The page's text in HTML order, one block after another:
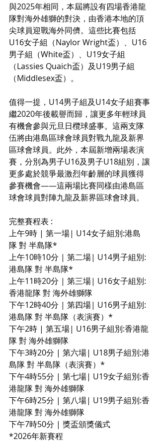
與2025年相同，本屆將設有四場香港龍
隊對海外雄獅的對決，由香港本地的頂
尖球員迎戰海外同儕。這些比賽包括
U16女子組（Naylor Wright盃）、U16
男子組（White盃）、U19女子組
（Lassies Quaich盃）及U19男子組
（Middlesex盃）。
值得一提，U14男子組及U14女子組賽事
繼2020年後載譽而歸，讓更多年輕球員
有機會參與元旦日欖球盛事。這兩支隊
伍將由港島區球會球員對戰九龍及新界
區球會球員。此外，本屆新增兩場表演
賽，分別為男子U16及男子U18組別，讓
更多處於競爭最激烈年齡層的球員獲得
參賽機會——這兩場比賽同樣由港島區
球會球員對陣九龍及新界區球會球員。
完整賽程表 :
上午9時 | 第一場| U14女子組別:港島
隊 對 半島隊*
上午10時10分 | 第二場| U14男子組別:
港島隊 對 半島隊*
上午11時20分 | 第三場| U16女子組別:
香港龍隊 對 海外雄獅隊
下午12時40分 | 第四場| U16男子組別:
港島隊 對 半島隊（表演賽）*
下午2時 | 第五場| U16男子組別:香港龍
隊 對 海外雄獅隊
下午3時20分 | 第六場| U18男子組別:港
島隊 對 半島隊（表演賽）*
下午4時55分 | 第七場| U19女子組別:香
港龍隊 對 海外雄獅隊
下午6時25分 | 第八場| U19男子組別:香
港龍隊 對 海外雄獅隊
下午7時50分 | 獎盃頒獎儀式
*2026年新賽程